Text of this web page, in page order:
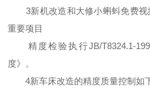
3新机改造和大修小蝌蚪免费视
重要项目
精度检验执行JB/T8324.1-
度》。
4新车床改造的精度质量控制如